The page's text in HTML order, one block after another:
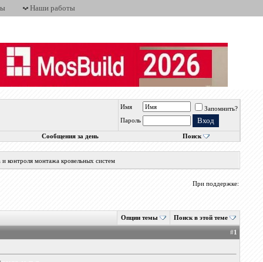
Наши работы
Имя
Запомнить?
Пароль
Сообщения за день Поиск
контроля монтажа кровельных систем
При поддержке:
Опции темы Поиск в этой теме
#1